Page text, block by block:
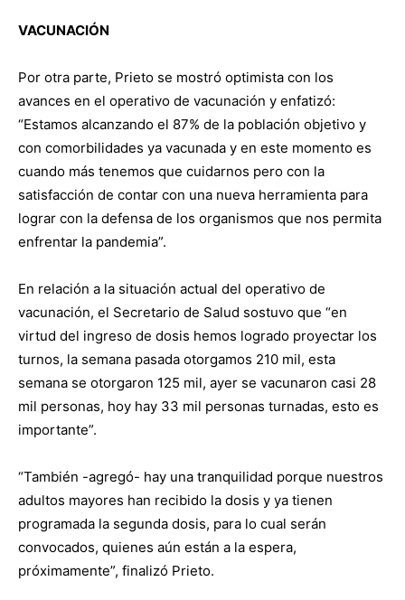
VACUNACIÓN
Por otra parte, Prieto se mostró optimista con los
avances en el operativo de vacunación y enfatizó:
“Estamos alcanzando el 87% de la población objetivo y
con comorbilidades ya vacunada y en este momento es
cuando más tenemos que cuidarnos pero con la
satisfacción de contar con una nueva herramienta para
lograr con la defensa de los organismos que nos permita
enfrentar la pandemia”.
En relación a la situación actual del operativo de
vacunación, el Secretario de Salud sostuvo que “en
virtud del ingreso de dosis hemos logrado proyectar los
turnos, la semana pasada otorgamos 210 mil, esta
semana se otorgaron 125 mil, ayer se vacunaron casi 28
mil personas, hoy hay 33 mil personas turnadas, esto es
importante”.
“También -agregó- hay una tranquilidad porque nuestros
adultos mayores han recibido la dosis y ya tienen
programada la segunda dosis, para lo cual serán
convocados, quienes aún están a la espera,
próximamente”, finalizó Prieto.